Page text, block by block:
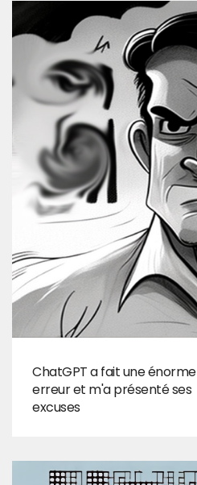
ChatGPT a fait une énorme
erreur et m'a présenté ses
excuses